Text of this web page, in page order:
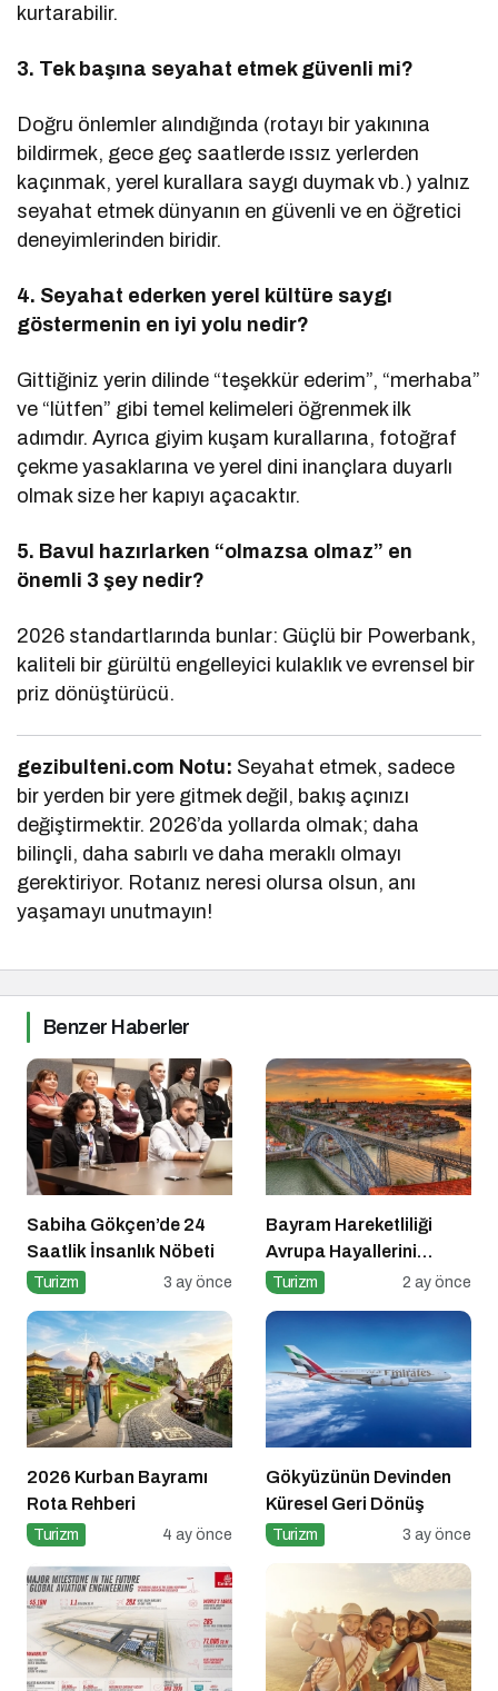
kurtarabilir.
3. Tek başına seyahat etmek güvenli mi?
Doğru önlemler alındığında (rotayı bir yakınına
bildirmek, gece geç saatlerde ıssız yerlerden
kaçınmak, yerel kurallara saygı duymak vb.) yalnız
seyahat etmek dünyanın en güvenli ve en öğretici
deneyimlerinden biridir.
4. Seyahat ederken yerel kültüre saygı
göstermenin en iyi yolu nedir?
Gittiğiniz yerin dilinde “teşekkür ederim”, “merhaba”
ve “lütfen” gibi temel kelimeleri öğrenmek ilk
adımdır. Ayrıca giyim kuşam kurallarına, fotoğraf
çekme yasaklarına ve yerel dini inançlara duyarlı
olmak size her kapıyı açacaktır.
5. Bavul hazırlarken “olmazsa olmaz” en
önemli 3 şey nedir?
2026 standartlarında bunlar: Güçlü bir Powerbank,
kaliteli bir gürültü engelleyici kulaklık ve evrensel bir
priz dönüştürücü.
gezibulteni.com Notu: Seyahat etmek, sadece
bir yerden bir yere gitmek değil, bakış açınızı
değiştirmektir. 2026’da yollarda olmak; daha
bilinçli, daha sabırlı ve daha meraklı olmayı
gerektiriyor. Rotanız neresi olursa olsun, anı
yaşamayı unutmayın!
Benzer Haberler
Sabiha Gökçen’de 24
Saatlik İnsanlık Nöbeti
Turizm 3 ay önce
Bayram Hareketliliği
Avrupa Hayallerini
Tetikledi
Turizm 2 ay önce
2026 Kurban Bayramı
Rota Rehberi
Turizm 4 ay önce
Gökyüzünün Devinden
Küresel Geri Dönüş
Turizm 3 ay önce